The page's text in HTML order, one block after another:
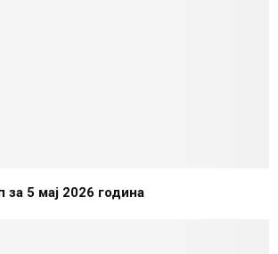
5 мај 2026 година